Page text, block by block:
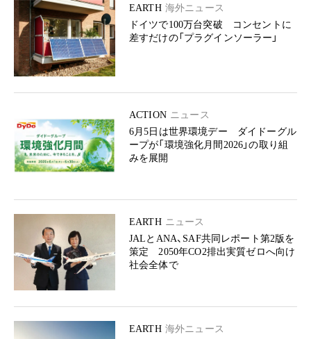
EARTH 海外ニュース
ドイツで100万台突破 コンセントに
差すだけの「プラグインソーラー」
ACTION ニュース
6月5日は世界環境デー ダイドーグル
ープが「環境強化月間2026」の取り組
みを展開
EARTH ニュース
JALとANA、SAF共同レポート第2版を
策定 2050年CO2排出実質ゼロへ向け
社会全体で
EARTH 海外ニュース